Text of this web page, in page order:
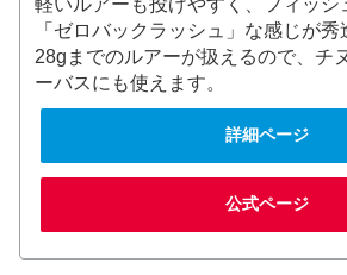
「ゼロバックラッシュ」な感じが秀
28gまでのルアーが扱えるので、チ
ーバスにも使えます。
詳細ページ
公式ページ